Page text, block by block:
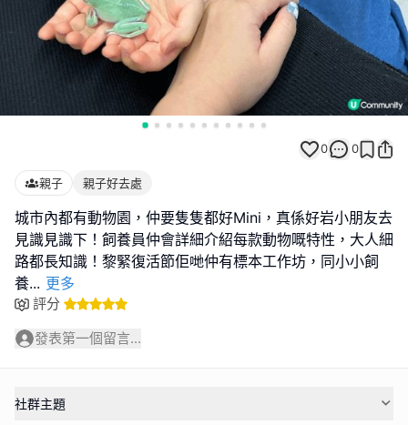
0 0
親子 親子好去處
城市內都有動物園，仲要隻隻都好Mini，真係好岩小朋友去
見識見識下！飼養員仲會詳細介紹每款動物嘅特性，大人細
路都長知識！黎緊復活節佢哋仲有標本工作坊，同小小飼
養... 更多
評分
發表第一個留言...
社群主題